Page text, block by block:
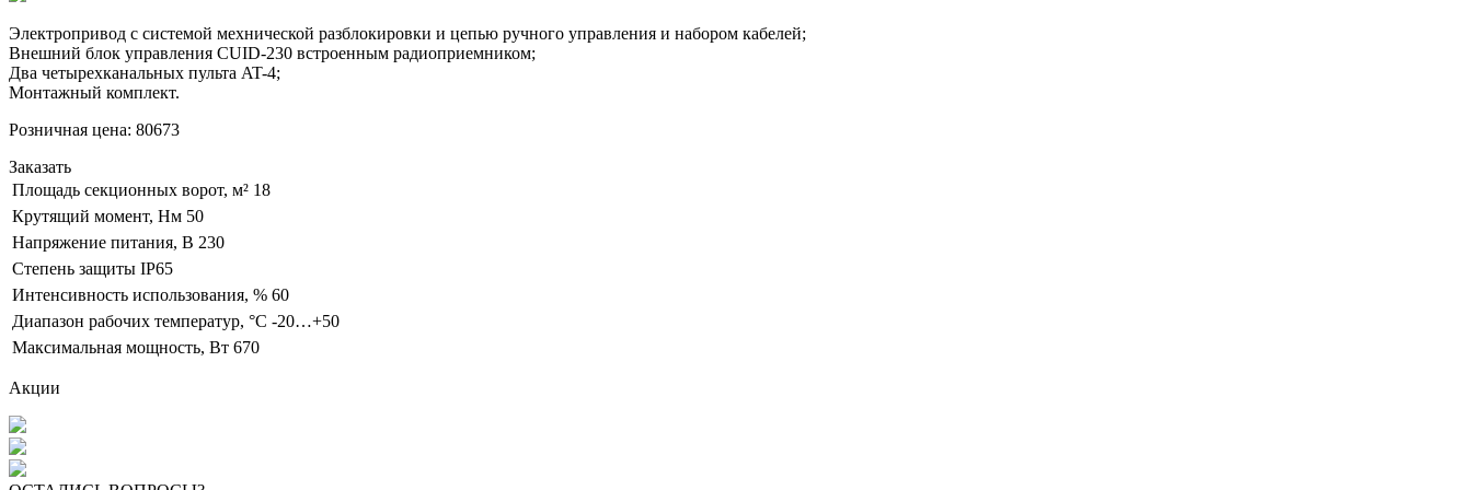
Электропривод с системой мехнической разблокировки и цепью ручного управления и набором кабелей;
Внешний блок управления CUID-230 встроенным радиоприемником;
Два четырехканальных пульта AT-4;
Монтажный комплект.
Розничная цена: 80673
Заказать
Площадь секционных ворот, м² 18
Крутящий момент, Нм 50
Напряжение питания, В 230
Степень защиты IP65
Интенсивность использования, % 60
Диапазон рабочих температур, °С -20…+50
Максимальная мощность, Вт 670
Акции